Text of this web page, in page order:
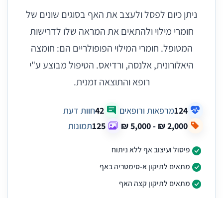
ניתן כיום לפסל ולעצב את האף בסוגים שונים של
חומרי מילוי ולהתאים את המראה שלו לדרישות
המטופל. חומרי המילוי הפופולריים הם: חומצה
היאלורונית, אלנסה, ורדיאס. הטיפול מבוצע ע"י
רופא והתוצאה זמנית.
124מרפאות ורופאים 42חוות דעת
‏2,000 ₪ - ‏5,000 ₪
125תמונות
פיסול ועיצוב אף ללא ניתוח
מתאים לתיקון א-סימטריה באף
מתאים לתיקון קצה האף